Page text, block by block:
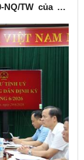
TW của Bộ